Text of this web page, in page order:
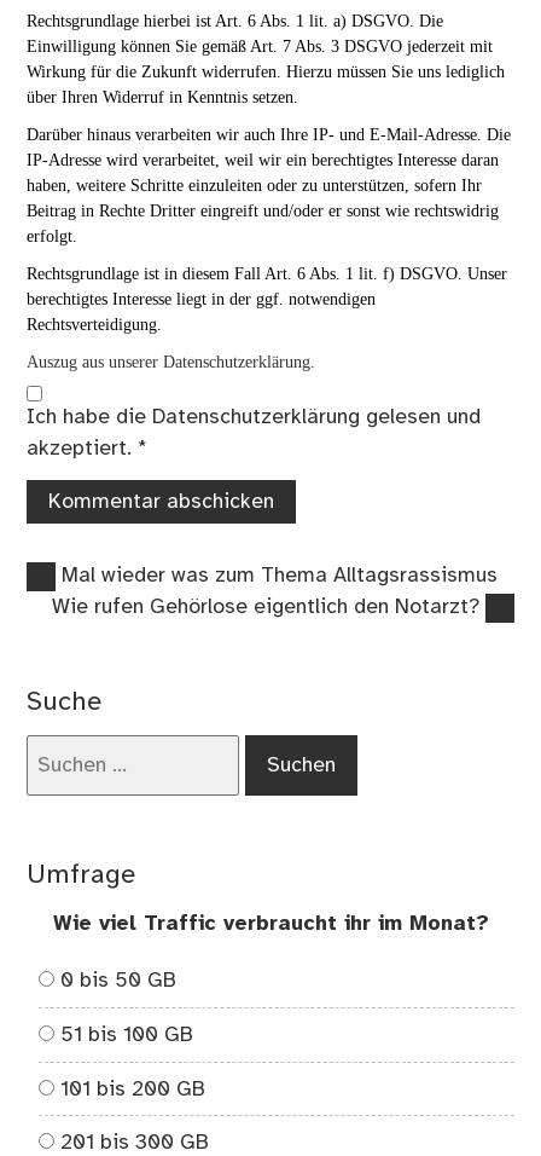
Rechtsgrundlage hierbei ist Art. 6 Abs. 1 lit. a) DSGVO. Die
Einwilligung können Sie gemäß Art. 7 Abs. 3 DSGVO jederzeit mit
Wirkung für die Zukunft widerrufen. Hierzu müssen Sie uns lediglich
über Ihren Widerruf in Kenntnis setzen.
Darüber hinaus verarbeiten wir auch Ihre IP- und E-Mail-Adresse. Die
IP-Adresse wird verarbeitet, weil wir ein berechtigtes Interesse daran
haben, weitere Schritte einzuleiten oder zu unterstützen, sofern Ihr
Beitrag in Rechte Dritter eingreift und/oder er sonst wie rechtswidrig
erfolgt.
Rechtsgrundlage ist in diesem Fall Art. 6 Abs. 1 lit. f) DSGVO. Unser
berechtigtes Interesse liegt in der ggf. notwendigen
Rechtsverteidigung.
Auszug aus unserer Datenschutzerklärung.
Ich habe die Datenschutzerklärung gelesen und
akzeptiert. *
Beitragsnavigation
Vorheriger
Beitrag:
Mal wieder was zum Thema Alltagsrassismus
Nächster
Wie rufen Gehörlose eigentlich den Notarzt?
Suche
Umfrage
Wie viel Traffic verbraucht ihr im Monat?
0 bis 50 GB
51 bis 100 GB
101 bis 200 GB
201 bis 300 GB